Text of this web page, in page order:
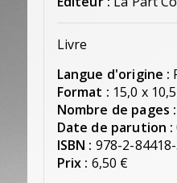
Livre
Langue d'origine :
Format : 15,0 x
Nombre de pages :
Date de parution :
ISBN : 978-2-
Prix : 6,50 €